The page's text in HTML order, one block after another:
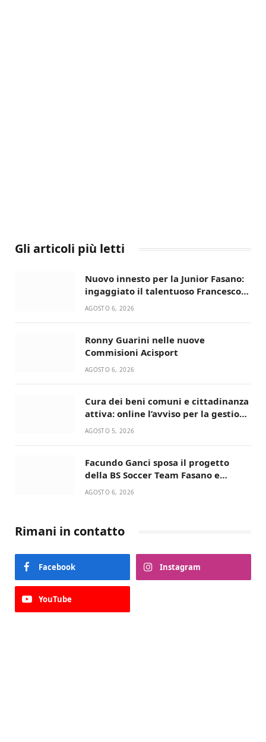
Gli articoli più letti
Nuovo innesto per la Junior Fasano:
ingaggiato il talentuoso Francesco
Lupo Timini
AGOSTO 6, 2026
Ronny Guarini nelle nuove
Commisioni Acisport
AGOSTO 6, 2026
Cura dei beni comuni e cittadinanza
attiva: online l’avviso per la gestione
condivisa della Villetta di Laureto
AGOSTO 5, 2026
Facundo Ganci sposa il progetto
della BS Soccer Team Fasano e
ritorna in campo
AGOSTO 6, 2026
Rimani in contatto
Facebook Instagram
YouTube